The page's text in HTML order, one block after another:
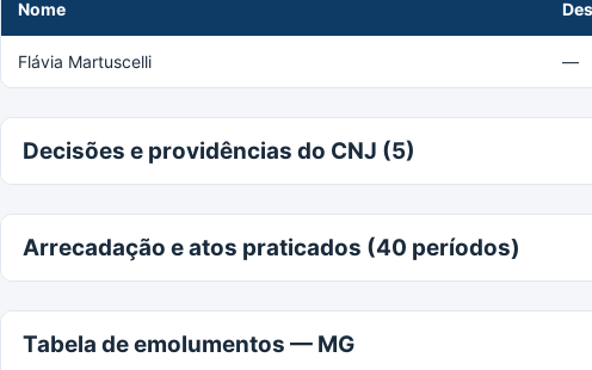
Nome
Flávia Martuscelli —
Decisões e providências do CNJ (5)
Arrecadação e atos praticados (40 períodos)
Tabela de emolumentos — MG